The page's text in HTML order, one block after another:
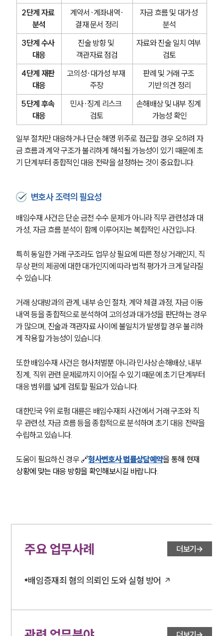
2단계 자료
분석
계약서·계좌내역·
결재 문서 정리
자금 흐름 및 대가성
분석
3단계 수사
대응
진술 방향 및
객관자료 점검
자료와 진술 일치 여부
검토
4단계 재판
대응
고의성·대가성 부재
주장
판례 및 거래 구조
기반 의견 정리
5단계 후속
대응
민사·징계 리스크
검토
손해배상 및 내부 징계
가능성 확인
일부 절차만 대응하거나 단순 해명 위주로 접근할 경우 오히려 자
금 흐름과 계약 구조가 불리하게 해석될 가능성이 있기 때문에 초
기 단계부터 종합적인 대응 전략을 설정하는 것이 중요합니다.
변호사 조력의 필요성
배임수재 사건은 단순 금전 수수 문제가 아니라 직무 관련성과 대
가성, 자금 흐름 분석이 함께 이루어지는 복합적인 사건입니다.
특히 동일한 거래 구조라도 업무상 필요에 따른 정상 거래인지, 직
무상 편의 제공에 대한 대가인지에 따라 법적 평가가 크게 달라질
수 있습니다.
거래 상대방과의 관계, 내부 승인 절차, 계약 체결 과정, 자금 이동
내역 등을 종합적으로 분석하여 고의성과 대가성을 판단하는 경우
가 많으며, 진술과 객관자료 사이에 불일치가 발생할 경우 불리하
게 작용할 가능성이 있습니다.
또한 배임수재 사건은 형사처벌뿐 아니라 민사상 손해배상, 내부
징계, 직위 관련 문제로까지 이어질 수 있기 때문에 초기 단계부터
대응 범위를 넓게 검토할 필요가 있습니다.
대한민국 9위 로펌 대륜은 배임수재죄 사건에서 거래 구조와 직
무 관련성, 자금 흐름 등을 종합적으로 분석하며 초기 대응 전략을
수립하고 있습니다.
도움이 필요하신 경우 🔗형사변호사 법률상담예약을 통해 현재
상황에 맞는 대응 방향을 확인해보시길 바랍니다.
주요 업무사례 더보기
배임증재죄 혐의 의뢰인 도와 실형 방어